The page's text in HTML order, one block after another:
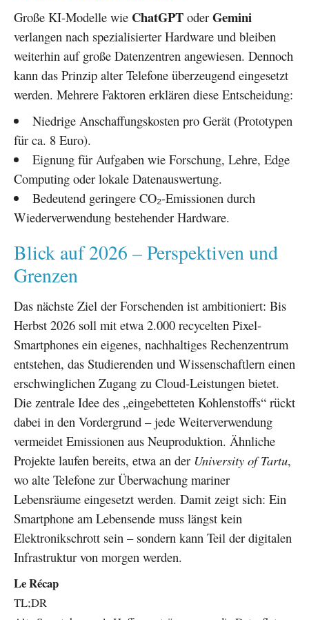
Große KI-Modelle wie ChatGPT oder Gemini
verlangen nach spezialisierter Hardware und bleiben
weiterhin auf große Datenzentren angewiesen. Dennoch
kann das Prinzip alter Telefone überzeugend eingesetzt
werden. Mehrere Faktoren erklären diese Entscheidung:
Niedrige Anschaffungskosten pro Gerät (Prototypen
für ca. 8 Euro).
Eignung für Aufgaben wie Forschung, Lehre, Edge
Computing oder lokale Datenauswertung.
Bedeutend geringere CO₂-Emissionen durch
Wiederverwendung bestehender Hardware.
Blick auf 2026 – Perspektiven und
Grenzen
Das nächste Ziel der Forschenden ist ambitioniert: Bis
Herbst 2026 soll mit etwa 2.000 recycelten Pixel-
Smartphones ein eigenes, nachhaltiges Rechenzentrum
entstehen, das Studierenden und Wissenschaftlern einen
erschwinglichen Zugang zu Cloud-Leistungen bietet.
Die zentrale Idee des „eingebetteten Kohlenstoffs“ rückt
dabei in den Vordergrund – jede Weiterverwendung
vermeidet Emissionen aus Neuproduktion. Ähnliche
Projekte laufen bereits, etwa an der University of Tartu,
wo alte Telefone zur Überwachung mariner
Lebensräume eingesetzt werden. Damit zeigt sich: Ein
Smartphone am Lebensende muss längst kein
Elektronikschrott sein – sondern kann Teil der digitalen
Infrastruktur von morgen werden.
Le Récap
TL;DR